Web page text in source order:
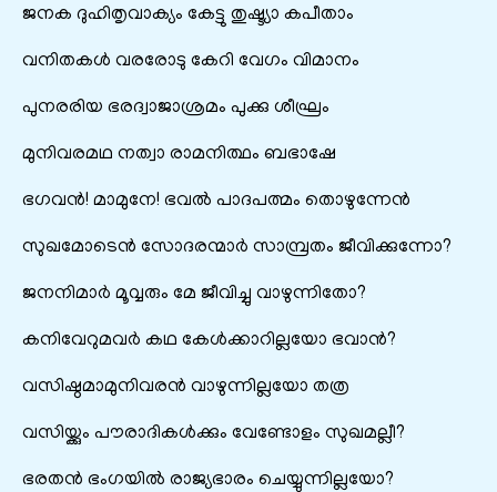
ജനക ദുഹിതൃവാക്യം കേട്ടു തുഷ്ട്യാ കപീതാം
വനിതകൾ വരരോടു കേറി വേഗം വിമാനം
പുനരരിയ ഭരദ്വാജാശ്രമം പുക്കു ശീഘ്രം
മുനിവരമഥ നത്വാ രാമനിത്ഥം ബഭാഷേ
ഭഗവൻ! മാമുനേ! ഭവൽ പാദപത്മം തൊഴുന്നേൻ
സുഖമോടെൻ സോദരന്മാർ സാമ്പ്രതം ജീവിക്കുന്നോ?
ജനനിമാർ മൂവ്വരും മേ ജീവിച്ചു വാഴുന്നിതോ?
കനിവേറുമവർ കഥ കേൾക്കാറില്ലയോ ഭവാൻ?
വസിഷ്ഠമാമുനിവരൻ വാഴുന്നില്ലയോ തത്ര
വസിയ്ക്കും പൗരാദികൾക്കും വേണ്ടോളം സുഖമല്ലീ?
ഭരതൻ ഭംഗയിൽ രാജ്യഭാരം ചെയ്യുന്നില്ലയോ?